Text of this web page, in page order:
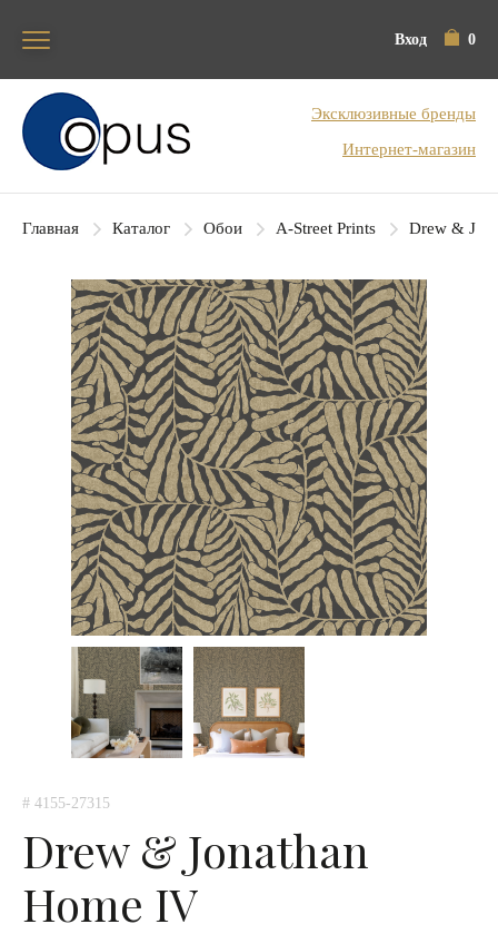
Вход 0
Блок поиска
Эксклюзивные бренды
Интернет-магазин
Главная Каталог Обои A-Street Prints Drew &
# 4155-27315
Drew & Jonathan
Home IV